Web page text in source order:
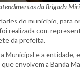
da Brigada
do município, para
realizada com
da prefeita.
e a
envolvem a Banda